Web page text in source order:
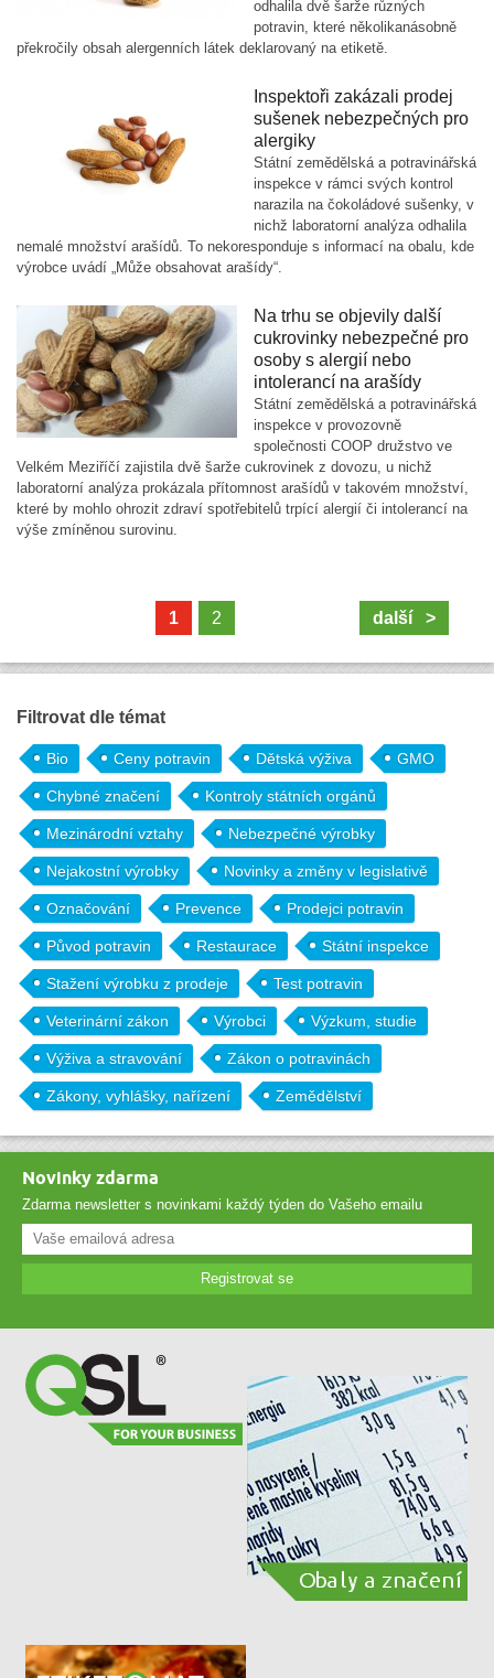
odhalila dvě šarže různých
potravin, které několikanásobně
překročily obsah alergenních látek deklarovaný na etiketě.
Inspektoři zakázali prodej
sušenek nebezpečných pro
alergiky
Státní zemědělská a potravinářská
inspekce v rámci svých kontrol
narazila na čokoládové sušenky, v
nichž laboratorní analýza odhalila
nemalé množství arašídů. To nekoresponduje s informací na obalu, kde
výrobce uvádí „Může obsahovat arašídy“.
Na trhu se objevily další
cukrovinky nebezpečné pro
osoby s alergií nebo
intolerancí na arašídy
Státní zemědělská a potravinářská
inspekce v provozovně
společnosti COOP družstvo ve
Velkém Meziříčí zajistila dvě šarže cukrovinek z dovozu, u nichž
laboratorní analýza prokázala přítomnost arašídů v takovém množství,
které by mohlo ohrozit zdraví spotřebitelů trpící alergií či intolerancí na
výše zmíněnou surovinu.
1 2 další >
Filtrovat dle témat
Bio Ceny potravin Dětská výživa GMO
Chybné značení Kontroly státních orgánů
Mezinárodní vztahy Nebezpečné výrobky
Nejakostní výrobky Novinky a změny v legislativě
Označování Prevence Prodejci potravin
Původ potravin Restaurace Státní inspekce
Stažení výrobku z prodeje Test potravin
Veterinární zákon Výrobci Výzkum, studie
Výživa a stravování Zákon o potravinách
Zákony, vyhlášky, nařízení Zemědělství
Novinky zdarma
Zdarma newsletter s novinkami každý týden do Vašeho emailu
Registrovat se